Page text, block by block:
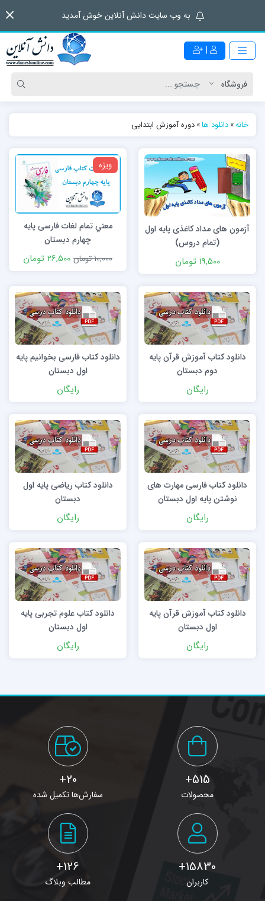
به وب سایت دانش آنلاین خوش آمدید
|
خانه»دانلود ها»دوره آموزش ابتدایی
آزمون های مداد کاغذی پایه اول
(تمام دروس)
19,500 تومان
ویژه
معني تمام لغات فارسی پایه
چهارم دبستان
10,000 تومان
26,500 تومان
دانلود کتاب آموزش قرآن پایه
دوم دبستان
رایگان
دانلود کتاب فارسی بخوانیم پایه
اول دبستان
رایگان
دانلود کتاب فارسی مهارت های
نوشتن پایه اول دبستان
رایگان
دانلود کتاب ریاضی پایه اول
دبستان
رایگان
دانلود کتاب آموزش قرآن پایه
اول دبستان
رایگان
دانلود کتاب علوم تجربی پایه
اول دبستان
رایگان
515+
محصولات
20+
سفارش‌ها تکمیل شده
15830+
کاربران
126+
مطالب وبلاگ